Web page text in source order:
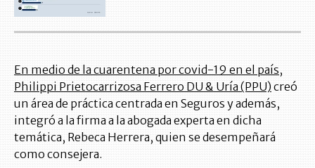
En medio de la cuarentena por covid-19 en el país,
Philippi Prietocarrizosa Ferrero DU & Uría (PPU) creó
un área de práctica centrada en Seguros y además,
integró a la firma a la abogada experta en dicha
temática, Rebeca Herrera, quien se desempeñará
como consejera.